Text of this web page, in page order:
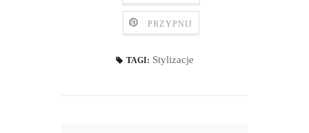
PRZYPNIJ
TAGI: Stylizacje